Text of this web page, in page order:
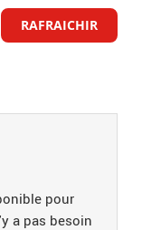
RAFRAICHIR
pour
a pas besoin